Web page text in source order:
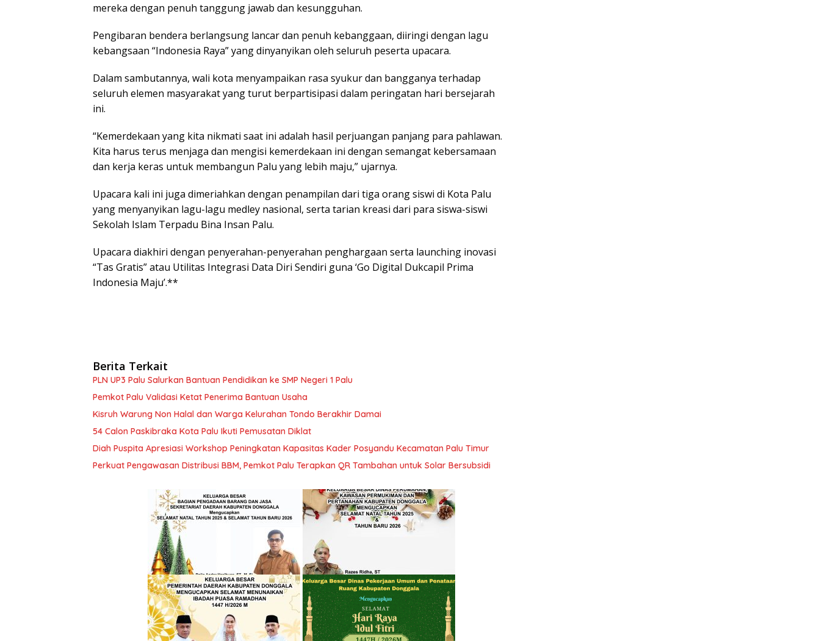
mereka dengan penuh tanggung jawab dan kesungguhan.
Pengibaran bendera berlangsung lancar dan penuh kebanggaan, diiringi dengan lagu
kebangsaan “Indonesia Raya” yang dinyanyikan oleh seluruh peserta upacara.
Dalam sambutannya, wali kota menyampaikan rasa syukur dan bangganya terhadap
seluruh elemen masyarakat yang turut berpartisipasi dalam peringatan hari bersejarah
ini.
“Kemerdekaan yang kita nikmati saat ini adalah hasil perjuangan panjang para pahlawan.
Kita harus terus menjaga dan mengisi kemerdekaan ini dengan semangat kebersamaan
dan kerja keras untuk membangun Palu yang lebih maju,” ujarnya.
Upacara kali ini juga dimeriahkan dengan penampilan dari tiga orang siswi di Kota Palu
yang menyanyikan lagu-lagu medley nasional, serta tarian kreasi dari para siswa-siswi
Sekolah Islam Terpadu Bina Insan Palu.
Upacara diakhiri dengan penyerahan-penyerahan penghargaan serta launching inovasi
“Tas Gratis” atau Utilitas Integrasi Data Diri Sendiri guna ‘Go Digital Dukcapil Prima
Indonesia Maju’.**
Berita Terkait
PLN UP3 Palu Salurkan Bantuan Pendidikan ke SMP Negeri 1 Palu
Pemkot Palu Validasi Ketat Penerima Bantuan Usaha
Kisruh Warung Non Halal dan Warga Kelurahan Tondo Berakhir Damai
54 Calon Paskibraka Kota Palu Ikuti Pemusatan Diklat
Diah Puspita Apresiasi Workshop Peningkatan Kapasitas Kader Posyandu Kecamatan Palu Timur
Perkuat Pengawasan Distribusi BBM, Pemkot Palu Terapkan QR Tambahan untuk Solar Bersubsidi